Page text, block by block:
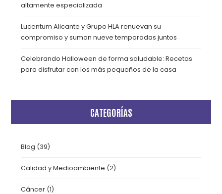
altamente especializada
Lucentum Alicante y Grupo HLA renuevan su
compromiso y suman nueve temporadas juntos
Celebrando Halloween de forma saludable: Recetas
para disfrutar con los más pequeños de la casa
CATEGORÍAS
Blog (39)
Calidad y Medioambiente (2)
Cáncer (1)